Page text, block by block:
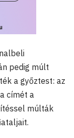
pedig múlt
a győztest: az
címét a
múlták